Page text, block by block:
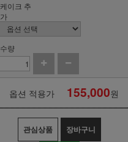
케이크 추
가
수량
옵션 적용가 155,000원
관심상품 장바구니